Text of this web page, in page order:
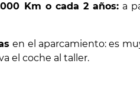
Km o cada 2 años: a
en el aparcamiento: es
el coche al taller.